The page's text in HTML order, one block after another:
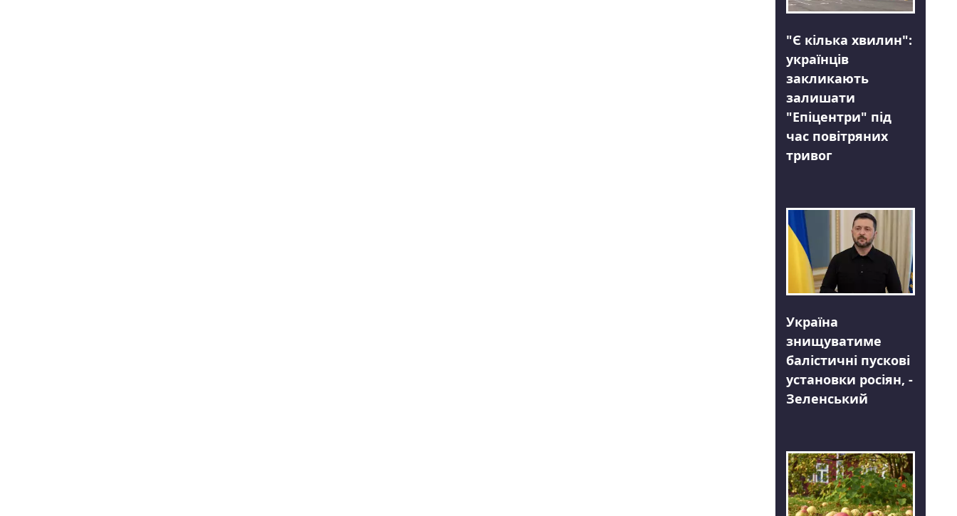
"Є кілька хвилин":
українців
закликають
залишати
"Епіцентри" під
час повітряних
тривог
Україна
знищуватиме
балістичні пускові
установки росіян, -
Зеленський